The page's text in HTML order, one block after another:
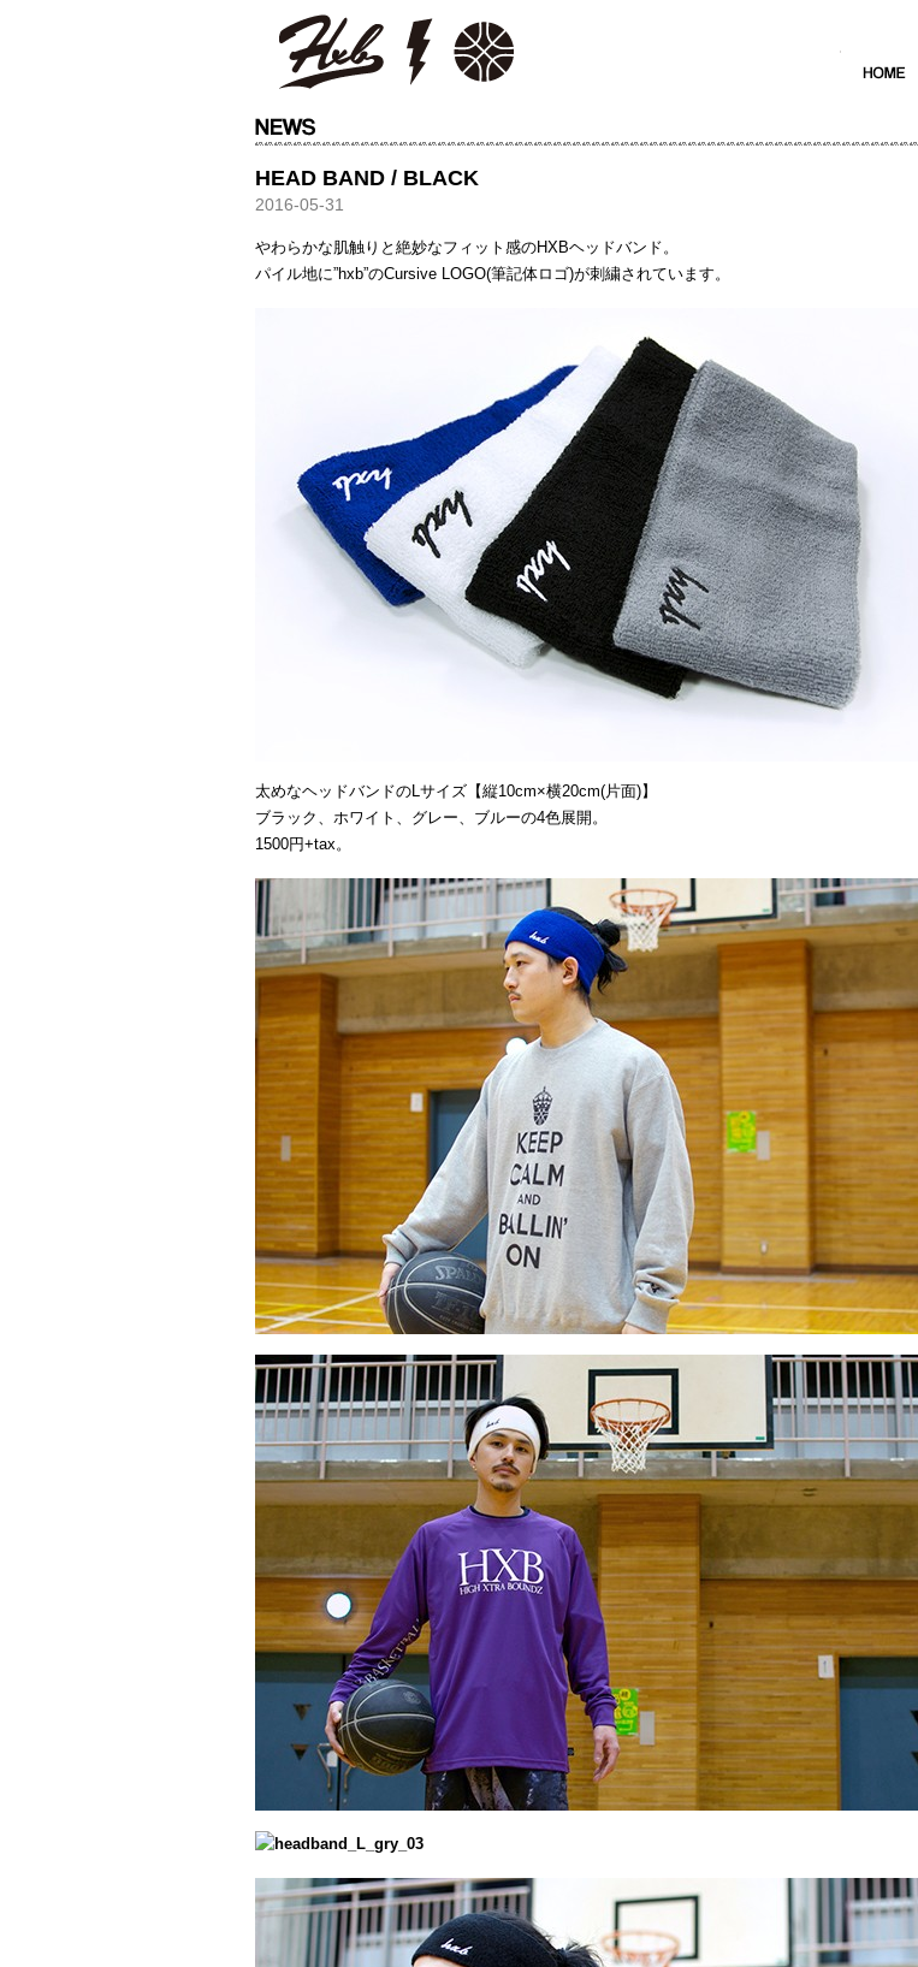
HEAD BAND / BLACK
2016-05-31
やわらかな肌触りと絶妙なフィット感のHXBヘッドバンド。
パイル地に”hxb”のCursive LOGO(筆記体ロゴ)が刺繍されています。
太めなヘッドバンドのLサイズ【縦10cm×横20cm(片面)】
ブラック、ホワイト、グレー、ブルーの4色展開。
1500円+tax。